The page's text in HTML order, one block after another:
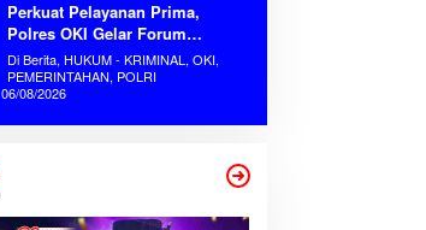
Perkuat Pelayanan Prima,
Polres OKI Gelar Forum
Konsultasi Publik Mandiri Serap
Aspirasi Masyarakat
Di Berita, HUKUM - KRIMINAL, OKI,
PEMERINTAHAN, POLRI
06/08/2026